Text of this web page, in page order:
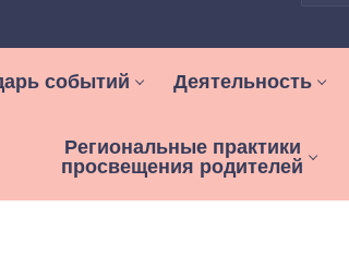
событий Деятельность
Региональные практики
просвещения родителей